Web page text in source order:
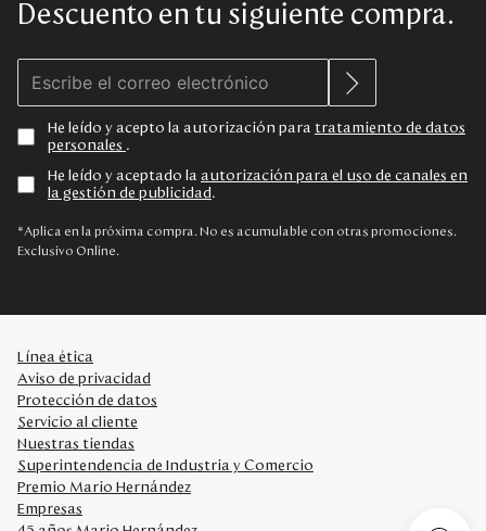
Descuento en tu siguiente compra.
He leído y acepto la autorización para tratamiento de datos
personales .
He leído y aceptado la autorización para el uso de canales en
la gestión de publicidad .
*Aplica en la próxima compra. No es acumulable con otras promociones.
Exclusivo Online.
Línea ética
Aviso de privacidad
Protección de datos
Servicio al cliente
Nuestras tiendas
Superintendencia de Industria y Comercio
Premio Mario Hernández
Empresas